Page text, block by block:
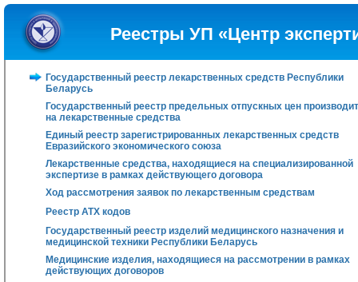
Реестры УП «Центр
Государственный реестр лекарственных средств Республики
Беларусь
Государственный реестр предельных отпускных цен
на лекарственные средства
Единый реестр зарегистрированных лекарственных средств
Евразийского экономического союза
Лекарственные средства, находящиеся на специализированной
экспертизе в рамках действующего договора
Ход рассмотрения заявок по лекарственным средствам
Реестр АТХ кодов
Государственный реестр изделий медицинского назначения и
медицинской техники Республики Беларусь
Медицинские изделия, находящиеся на рассмотрении в рамках
действующих договоров